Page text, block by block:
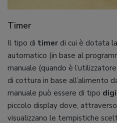
Timer
Il tipo di timer di cui è dotata
automatico (in base al
manuale (quando è
di cottura in base all’alimento
manuale può essere di tipo
piccolo display dove,
visualizzano le tempistiche